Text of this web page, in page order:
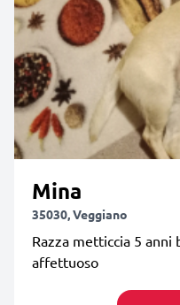
Mina
35030, Veggiano
Razza metticcia 5 anni
affettuoso